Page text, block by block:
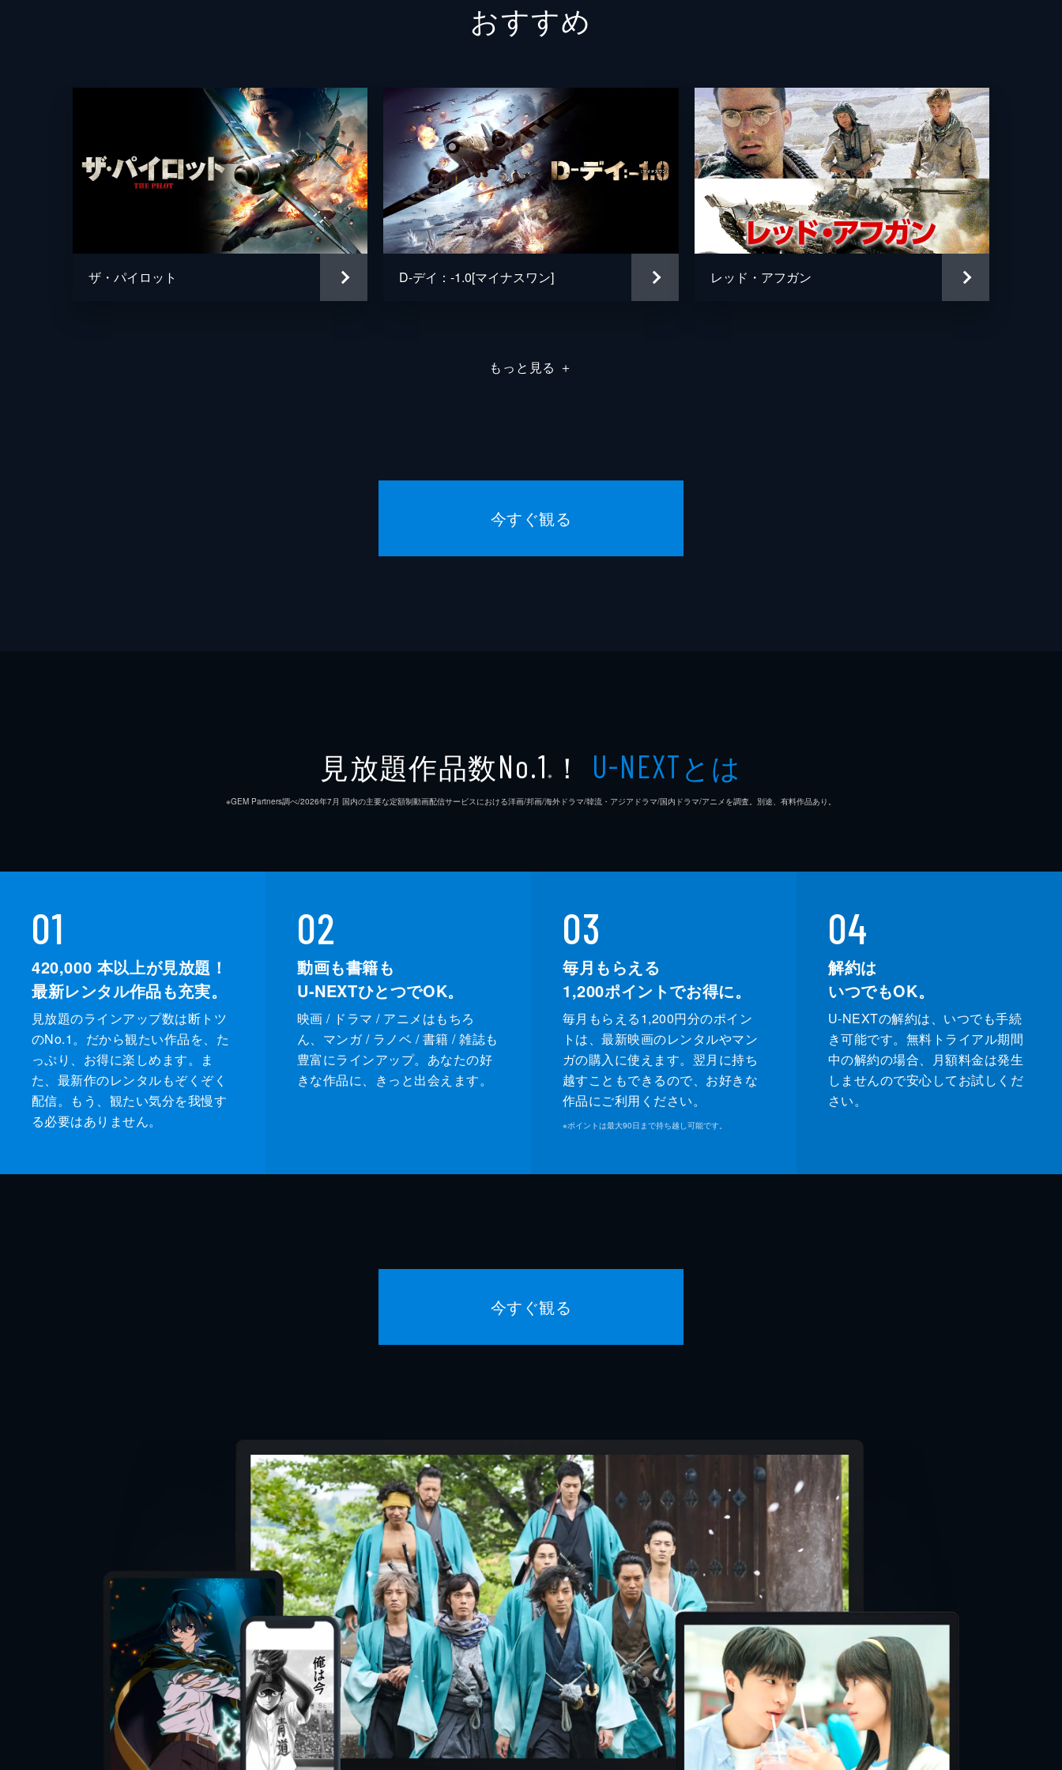
コリーン・サイナー
おすすめ
ザ・パイロット D-デイ：-1.0[マイナスワン] レッド・アフガン
もっと見る ＋
今すぐ観る
見放題作品数No.1 ※ ！ U-NEXTとは
※GEM Partners調べ/2026年7⽉ 国内の主要な定額制動画配信サービスにおける洋画/邦画/海外ドラマ/韓流・アジアドラマ/国内ドラマ/アニメを調査。別途、有料作品あり。
01
420,000 本以上が見放題！
最新レンタル作品も充実。
見放題のラインアップ数は断トツ
のNo.1。だから観たい作品を、た
っぷり、お得に楽しめます。ま
た、最新作のレンタルもぞくぞく
配信。もう、観たい気分を我慢す
る必要はありません。
02
動画も書籍も
U-NEXTひとつでOK。
映画 / ドラマ / アニメはもちろ
ん、マンガ / ラノベ / 書籍 / 雑誌も
豊富にラインアップ。あなたの好
きな作品に、きっと出会えます。
03
毎月もらえる
1,200ポイントでお得に。
毎月もらえる1,200円分のポイン
トは、最新映画のレンタルやマン
ガの購入に使えます。翌月に持ち
越すこともできるので、お好きな
作品にご利用ください。
※ポイントは最大90日まで持ち越し可能です。
04
解約は
いつでもOK。
U-NEXTの解約は、いつでも手続
き可能です。無料トライアル期間
中の解約の場合、月額料金は発生
しませんので安心してお試しくだ
さい。
今すぐ観る